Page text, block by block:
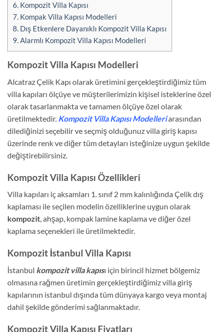
6. Kompozit Villa Kapısı
7. Kompak Villa Kapısı Modelleri
8. Dış Etkenlere Dayanıklı Kompozit Villa Kapısı
9.Alarmlı Kompozit Villa Kapısı Modelleri
Kompozit Villa Kapısı Modelleri
Alcatraz Çelik Kapı olarak üretimini gerçekleştirdiğimiz tüm
villa kapıları ölçüye ve müşterilerimizin kişisel isteklerine özel
olarak tasarlanmakta ve tamamen ölçüye özel olarak
üretilmektedir. Kompozit Villa Kapısı Modelleriarasından
dilediğinizi seçebilir ve seçmiş olduğunuz villa giriş kapısı
üzerinde renk ve diğer tüm detayları isteğinize uygun şekilde
değiştirebilirsiniz.
Kompozit Villa Kapısı Özellikleri
Villa kapıları iç aksamları 1. sınıf 2 mm kalınlığında Çelik dış
kaplaması ile seçilen modelin özelliklerine uygun olarak
kompozit, ahşap, kompak lamine kaplama ve diğer özel
kaplama seçenekleri ile üretilmektedir.
Kompozit İstanbul Villa Kapısı
İstanbul kompozit villa kapısı için birincil hizmet bölgemiz
olmasına rağmen üretimin gerçekleştirdiğimiz villa giriş
kapılarının istanbul dışında tüm dünyaya kargo veya montaj
dahil şekilde gönderimi sağlanmaktadır.
Kompozit Villa Kapısı Fiyatları